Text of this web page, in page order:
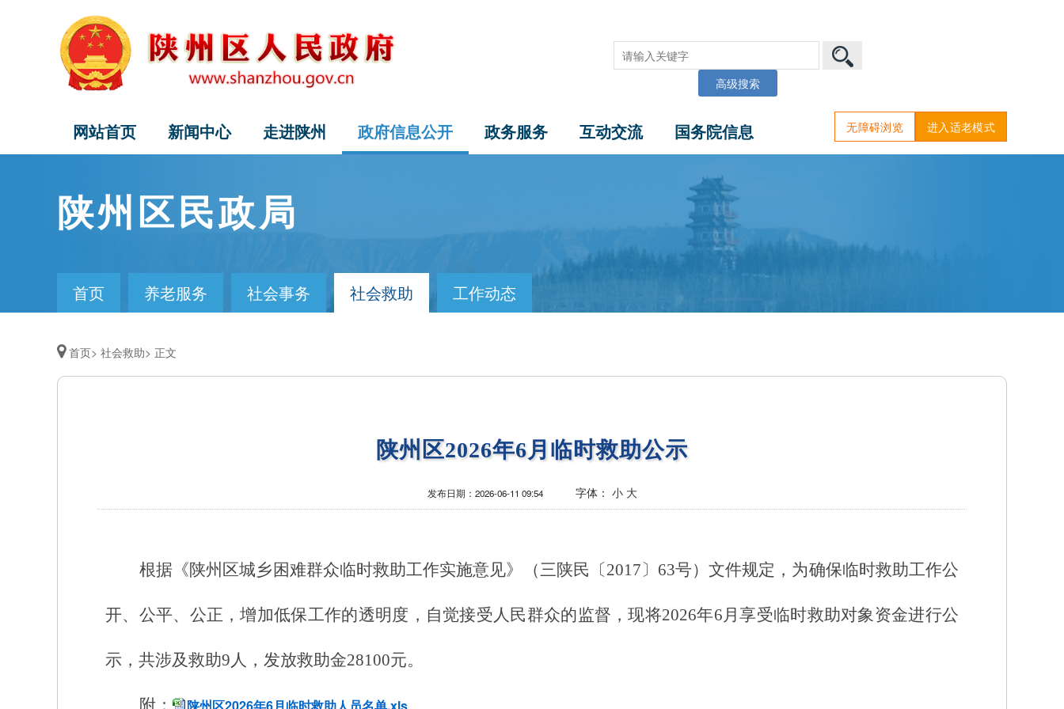
高级搜索
网站首页 新闻中心 走进陕州 政府信息公开 政务服务 互动交流 国务院信息 无障碍浏览 进入适老模式
陕州区民政局
首页 养老服务 社会事务 社会救助 工作动态
首页> 社会救助> 正文
陕州区2026年6月临时救助公示
发布日期： 2026-06-11 09:54 字体： 小 大
根据《陕州区城乡 困难群众临时救助工作实施意见》（三陕民〔2017〕63号）文件规定，为确保临时救助工作公
开、公平、公正，增加低保工作的透明度，自觉接受人民群众的监督，现将2026年6月享受临时救助对象资金进行公
示，共涉及救助9人，发放救助金28100元。